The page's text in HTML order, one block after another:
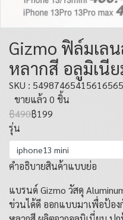
Gizmo ฟิล์มเล
หลากสี อลูมิเนี
SKU :
ขายแล้ว 0 ชิ้น
฿490฿199
รุ่น
iphone13 mini
คำอธิบายสินค้าแบบย่อ
แบรนด์ Gizmo วัสดุ
ข่วนได้ดี ออกแบบมาเพื่อป้อ